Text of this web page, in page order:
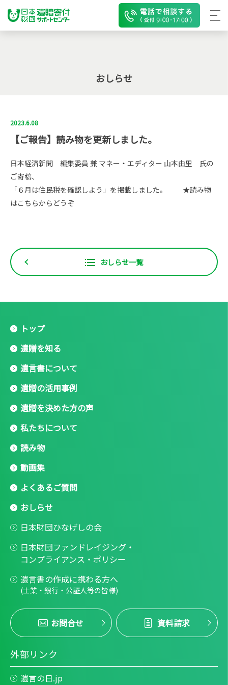
おしらせ
2023.6.08
【ご報告】読み物を更新しました。
日本経済新聞 編集委員 兼 マネー・エディター 山本由里 氏の
ご寄稿、
「６月は住民税を確認しよう」を掲載しました。 ★読み物
はこちらからどうぞ
おしらせ一覧
トップ
遺贈を知る
遺言書について
遺贈の活用事例
遺贈を決めた方の声
私たちについて
読み物
動画集
よくあるご質問
おしらせ
日本財団ひなげしの会
日本財団ファンドレイジング・
コンプライアンス・ポリシー
遺言書の作成に携わる方へ
(士業・銀行・公証人等の皆様)
お問合せ 資料請求
外部リンク
遺言の日.jp